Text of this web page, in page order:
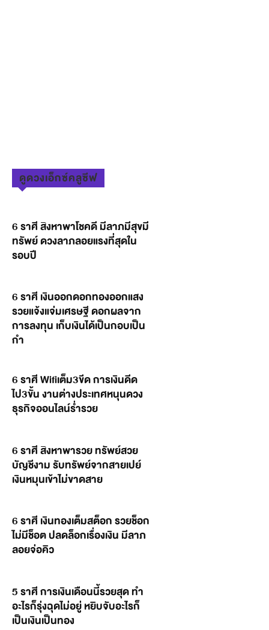
ดูดวงเอ็กซ์คลูซีฟ
6 ราศี สิงหาพาโชคดี มีลาภมีสุขมี
ทรัพย์ ดวงลาภลอยแรงที่สุดใน
รอบปี
6 ราศี เงินออกดอกทองออกแสง
รวยแจ้งแจ่มเศรษฐี ดอกผลจาก
การลงทุน เก็บเงินได้เป็นกอบเป็น
กำ
6 ราศี Wifiเต็ม3ขีด การเงินดีด
ไป3ขั้น งานต่างประเทศหนุนดวง
ธุรกิจออนไลน์ร่ำรวย
6 ราศี สิงหาพารวย ทรัพย์สวย
บัญชีงาม รับทรัพย์จากสายเปย์
เงินหมุนเข้าไม่ขาดสาย
6 ราศี เงินทองเต็มสต็อก รวยช็อก
ไม่มีช็อต ปลดล็อกเรื่องเงิน มีลาภ
ลอยจ่อคิว
5 ราศี การเงินเดือนนี้รวยสุด ทำ
อะไรก็รุ่งฉุดไม่อยู่ หยิบจับอะไรก็
เป็นเงินเป็นทอง